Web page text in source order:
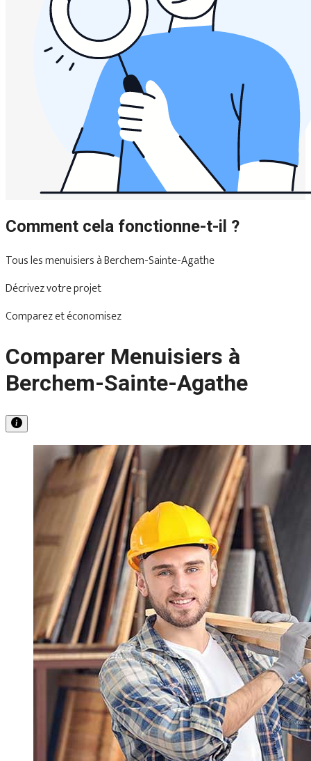
Comment cela fonctionne-t-il ?
Tous les menuisiers à Berchem-Sainte-Agathe
Décrivez votre projet
Comparez et économisez
Comparer Menuisiers à
Berchem-Sainte-Agathe